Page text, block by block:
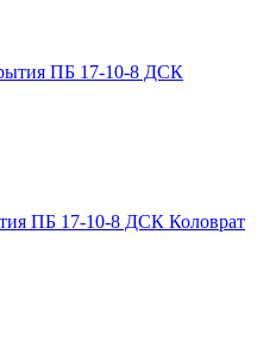
ПБ 17-10-8 ДСК Коловрат